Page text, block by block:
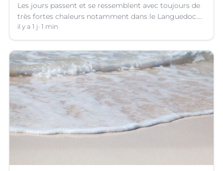
Les jours passent et se ressemblent avec toujours de
très fortes chaleurs notamment dans le Languedoc.
Jusqu’à quand ?
il y a 1 j 1 min